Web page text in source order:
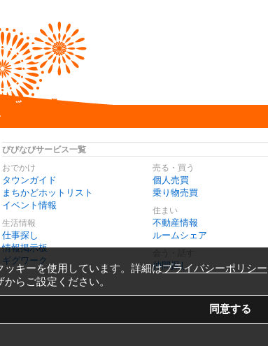
びびなびサービス一覧
おでかけ
タウンガイド
まちかどホットリスト
イベント情報
生活情報
仕事探し
情報掲示板
ギグワーク
売る・買う
個人売買
乗り物売買
住まい
不動産情報
ルームシェア
仲間探し
キーを使用しています。詳細はプライバシーポリシー
らご設定ください。